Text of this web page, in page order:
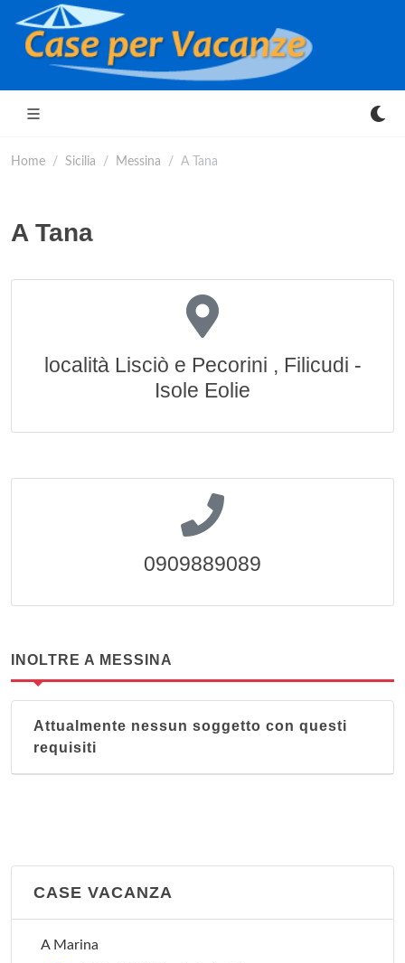
Home Sicilia Messina A Tana
A Tana
località Lisciò e Pecorini , Filicudi -
Isole Eolie
0909889089
INOLTRE A MESSINA
Attualmente nessun soggetto con questi
requisiti
CASE VACANZA
A Marina